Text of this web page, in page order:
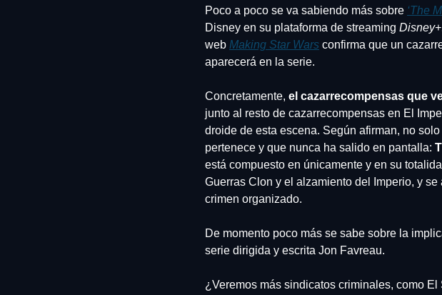
Poco a poco se va sabiendo más sobre ‘The
Disney en su plataforma de streaming Disney+
web Making Star Wars confirma que un
aparecerá en la serie.
Concretamente, el cazarrecompensas que
junto al resto de cazarrecompensas en El
droide de esta escena. Según afirman, no
pertenece y que nunca ha salido en pantalla:
está compuesto en únicamente y en su
Guerras Clon y el alzamiento del Imperio, y
crimen organizado.
De momento poco más se sabe sobre la
serie dirigida y escrita Jon Favreau.
¿Veremos más sindicatos criminales, como